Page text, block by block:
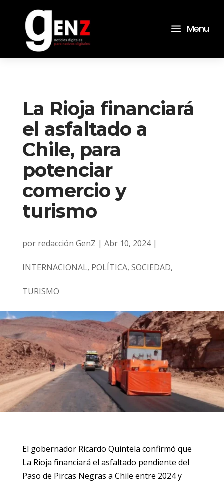
a Menu
La Rioja financiará
el asfaltado a
Chile, para
potenciar
comercio y
turismo
por redacción GenZ | Abr 10, 2024|
INTERNACIONAL, POLÍTICA, SOCIEDAD,
TURISMO
El gobernador Ricardo Quintela confirmó que
La Rioja financiará el asfaltado pendiente del
Paso de Pircas Negras a Chile entre 2024 y